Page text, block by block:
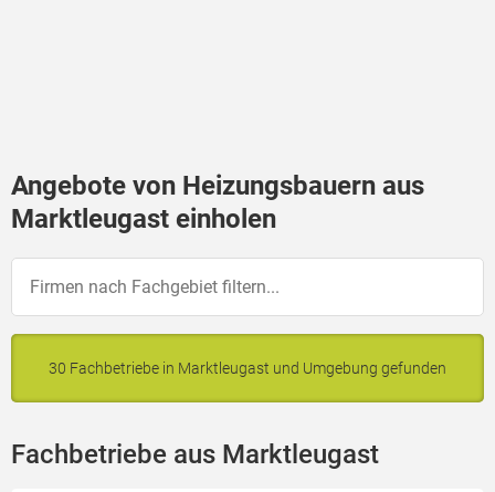
Angebote von Heizungsbauern aus
Marktleugast einholen
30 Fachbetriebe in Marktleugast und Umgebung gefunden
Fachbetriebe aus Marktleugast